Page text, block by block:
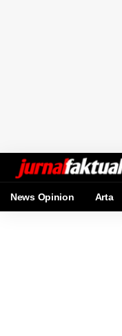
News Opinion Arta